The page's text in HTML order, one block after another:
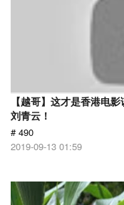
【越哥】这才是香港电
刘青云！
# 490
2019-09-13 01:59